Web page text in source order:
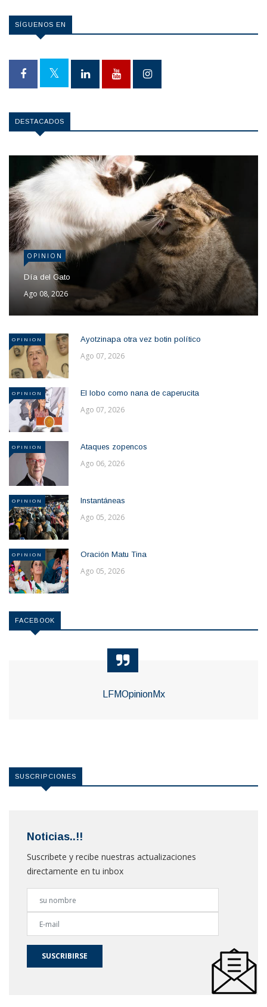
SÍGUENOS EN
DESTACADOS
OPINION
Día del Gato
Ago 08, 2026
OPINION Ayotzinapa otra vez botin político
Ago 07, 2026
OPINION El lobo como nana de caperucita
Ago 07, 2026
OPINION Ataques zopencos
Ago 06, 2026
OPINION Instantáneas
Ago 05, 2026
OPINION Oración Matu Tina
Ago 05, 2026
FACEBOOK
LFMOpinionMx
SUSCRIPCIONES
Noticias..!!
Suscribete y recibe nuestras actualizaciones
directamente en tu inbox
SUSCRIBIRSE